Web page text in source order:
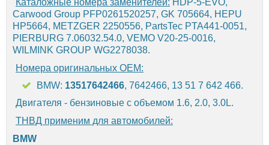
Каталожные номера заменителей: HDP-5-EVO,
Carwood Group PFP0261520257, GK 705664, HEPU
HP5664, METZGER 2250556, PartsTec PTA441-0051,
PIERBURG 7.06032.54.0, VEMO V20-25-0016,
WILMINK GROUP WG2278038.
Номера оригинальных OEM:
BMW: 13517642466, 7642466, 13 51 7 642 466.
Двигателя - бензиновые с объемом 1.6, 2.0, 3.0L.
ТНВД применим для автомобилей:
BMW